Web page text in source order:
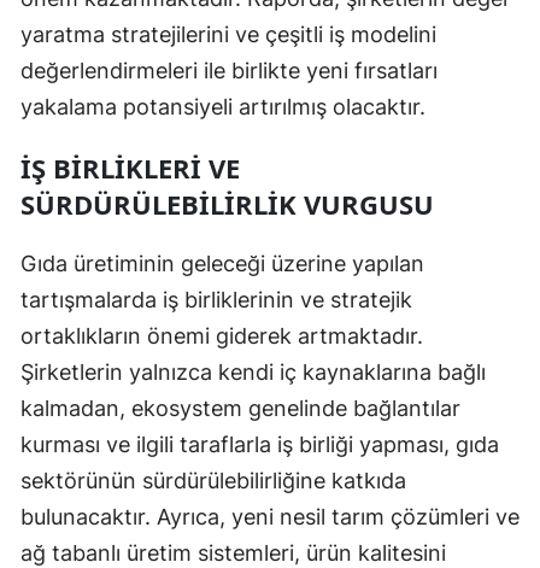
yaratma stratejilerini ve çeşitli iş modelini
değerlendirmeleri ile birlikte yeni fırsatları
yakalama potansiyeli artırılmış olacaktır.
İŞ BIRLIKLERI VE
SÜRDÜRÜLEBILIRLIK VURGUSU
Gıda üretiminin geleceği üzerine yapılan
tartışmalarda iş birliklerinin ve stratejik
ortaklıkların önemi giderek artmaktadır.
Şirketlerin yalnızca kendi iç kaynaklarına bağlı
kalmadan, ekosystem genelinde bağlantılar
kurması ve ilgili taraflarla iş birliği yapması, gıda
sektörünün sürdürülebilirliğine katkıda
bulunacaktır. Ayrıca, yeni nesil tarım çözümleri ve
ağ tabanlı üretim sistemleri, ürün kalitesini